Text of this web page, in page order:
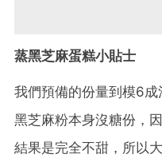
蒸黑芝麻蛋糕小貼士
我們預備的份量到模6
黑芝麻粉本身沒糖份，
結果是完全不甜，所以